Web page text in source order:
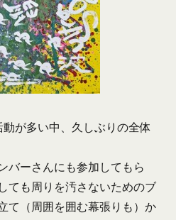
が多い中、久しぶりの全体
バーさんにも参加してもら
ても周りを汚さないためのブ
て（周囲を囲む幕張りも）か